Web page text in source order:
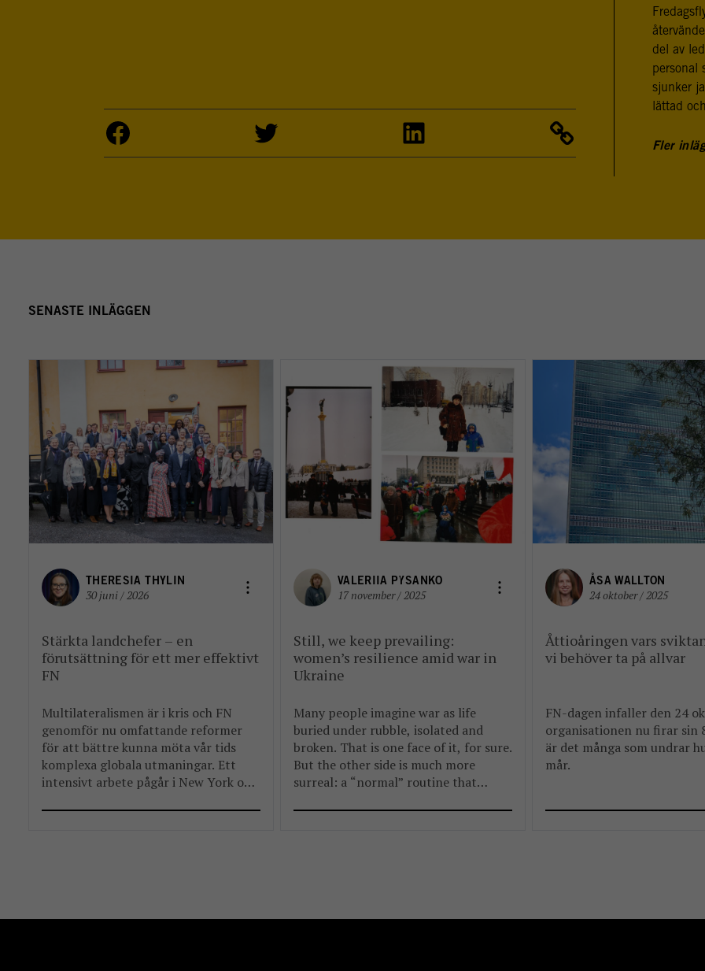
del av
personal
sjunker
lättad
Fler
SENASTE INLÄGGEN
THERESIA THYLIN
30 juni / 2026
Stärkta landchefer – en
förutsättning för ett mer effektivt
FN
Multilateralismen är i kris och FN
genomför nu omfattande reformer
för att bättre kunna möta vår tids
komplexa globala utmaningar. Ett
intensivt arbete pågår i New York och
hur de olika reformpaketen kommer
VALERIIA PYSANKO
17 november / 2025
Still, we keep prevailing:
women’s resilience amid war in
Ukraine
Many people imagine war as life
buried under rubble, isolated and
broken. That is one face of it, for sure.
But the other side is much more
surreal: a “normal” routine that
ÅSA WALLTON
24 oktober / 2025
Åttioåringen vars
vi behöver ta på allvar
FN-dagen infaller den 24
organisationen nu firar sin
är det många som undrar
mår.